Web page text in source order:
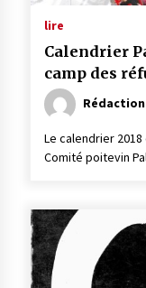
lire
Calendrier
camp des
Rédaction
Le calendrier
Comité poitevin